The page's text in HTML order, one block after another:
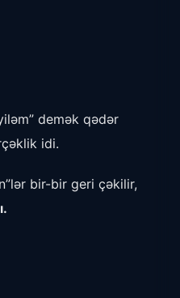
demək qədər
idi.
bir-bir geri çəkilir,